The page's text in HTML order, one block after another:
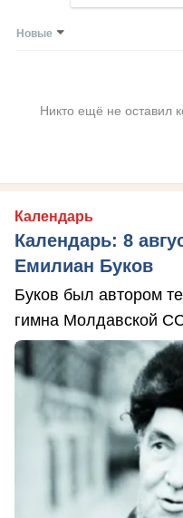
Новые
Никто ещё не оставил
Календарь
Календарь: 8
Емилиан Буков
Буков был автором
гимна Молдавской